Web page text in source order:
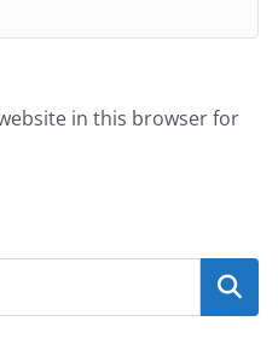
in this browser for
Search